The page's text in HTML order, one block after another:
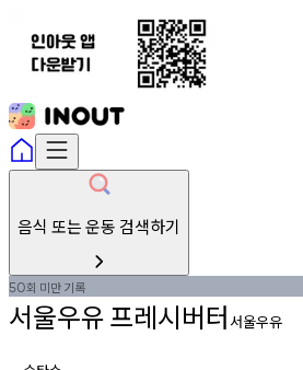
음식 또는 운동 검색하기
50회 미만기록
서울우유프레시버터 서울우유